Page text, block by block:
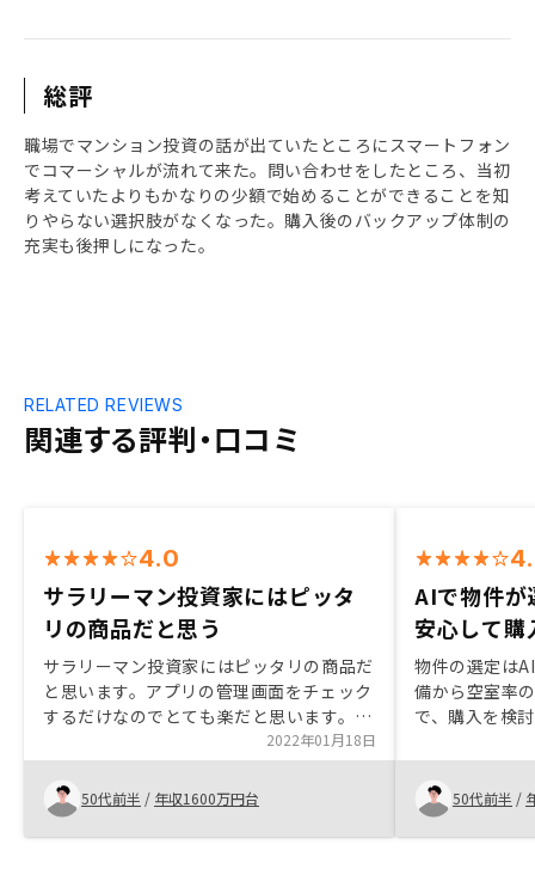
総評
職場でマンション投資の話が出ていたところにスマートフォン
でコマーシャルが流れて来た。問い合わせをしたところ、当初
考えていたよりもかなりの少額で始めることができることを知
りやらない選択肢がなくなった。購入後のバックアップ体制の
充実も後押しになった。
関連する評判・口コミ
RELATED REVIEWS
4.0
サラリーマン投資家にはピッタ
リの商品だと思う
サラリーマン投資家にはピッタリの商品だ
と思います。アプリの管理画面をチェック
するだけなのでとても楽だと思います。物
件も豊富で気に入ったものがないとさまざ
まなエリアから提案してくれます。複数個
のマンションを所有するかたに最適だと感
じました。とくになし。
2022年01月18日
50代前半 / 年収1600万円台
AIで物件が
安心して購
物件の選定は
備から空室率
で、購入を検
安心ができる
分の選定基準
ものを購入す
人それぞれだ
50代前半 /